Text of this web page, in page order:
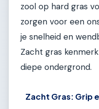
zool op hard gras
zorgen voor een
je snelheid en
Zacht gras
diepe ondergrond.
Zacht Gras: Grip